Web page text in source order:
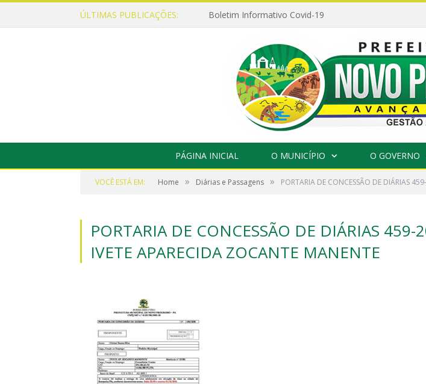
ÚLTIMAS PUBLICAÇÕES: Boletim Informativo Covid-19
PÁGINA INICIAL O MUNICÍPIO O GOVERNO
VOCÊ ESTÁ EM: Home » Diárias e Passagens » PORTARIA DE CONCESSÃO DE DIÁRIAS
PORTARIA DE CONCESSÃO DE DIÁRIAS 459-
IVETE APARECIDA ZOCANTE MANENTE